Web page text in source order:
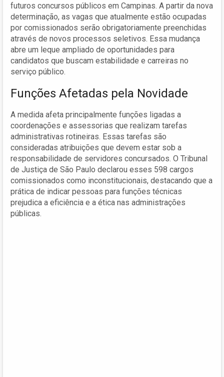
futuros concursos públicos em Campinas. A partir da nova
determinação, as vagas que atualmente estão ocupadas
por comissionados serão obrigatoriamente preenchidas
através de novos processos seletivos. Essa mudança
abre um leque ampliado de oportunidades para
candidatos que buscam estabilidade e carreiras no
serviço público.
Funções Afetadas pela Novidade
A medida afeta principalmente funções ligadas a
coordenações e assessorias que realizam tarefas
administrativas rotineiras. Essas tarefas são
consideradas atribuições que devem estar sob a
responsabilidade de servidores concursados. O Tribunal
de Justiça de São Paulo declarou esses 598 cargos
comissionados como inconstitucionais, destacando que a
prática de indicar pessoas para funções técnicas
prejudica a eficiência e a ética nas administrações
públicas.